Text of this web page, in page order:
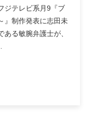
ジテレビ系月9『ブ
』制作発表に志田未
ある敏腕弁護士が、